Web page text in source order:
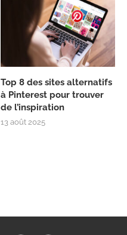
Top 8 des sites alternatifs
à Pinterest pour trouver
de l’inspiration
13 août 2025